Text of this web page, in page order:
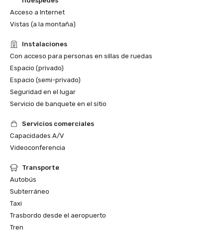
Acceso a Internet
Vistas (a la montaña)
Instalaciones
Con acceso para personas en sillas de ruedas
Espacio (privado)
Espacio (semi-privado)
Seguridad en el lugar
Servicio de banquete en el sitio
Servicios comerciales
Capacidades A/V
Videoconferencia
Transporte
Autobús
Subterráneo
Taxi
Trasbordo desde el aeropuerto
Tren